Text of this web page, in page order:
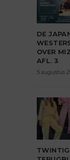
DE
OVER
AFL. 3
5 augustus